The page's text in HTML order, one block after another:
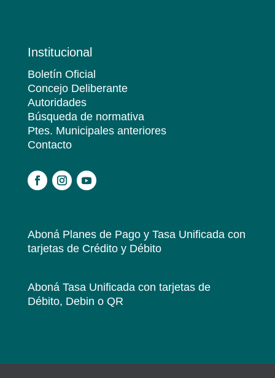
Institucional
Boletín Oficial
Concejo Deliberante
Autoridades
Búsqueda de normativa
Ptes. Municipales anteriores
Contacto
Aboná Planes de Pago y Tasa Unificadacon
tarjetas de Crédito y Débito
Aboná Tasa Unificadacon tarjetas de
Débito, Debin o QR